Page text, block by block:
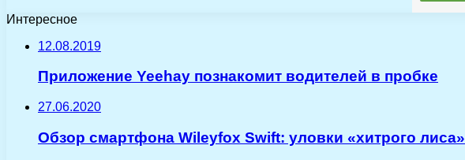
Интересное
12.08.2019
Приложение Yeehay познакомит водителей в пробке
27.06.2020
Обзор смартфона Wileyfox Swift: уловки «хитрого лиса»